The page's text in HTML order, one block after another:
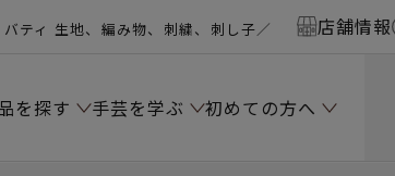
ティ 生地、編み物、刺繍、刺し子／ 店舗情報
を探す 手芸を学ぶ 初めての方へ